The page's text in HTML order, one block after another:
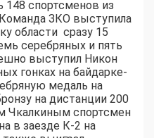
148 спортсменов из
ЗКО выступила
области сразу 15
серебряных и пять
выступил Никон
гонках на байдарке-
медаль на
на дистанции 200
Чкалкиным спортсмен
в заезде К-2 на